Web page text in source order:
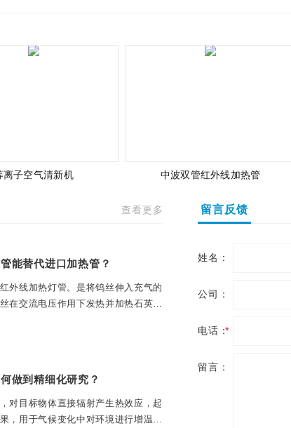
离子空气清新机 中波双管红外线加热管
查看更多
能替代进口加热管？
外线加热灯管。是将钨丝伸入充气的
在交流电压作用下发热并加热石英管
做到精细化研究？
对目标物体直接辐射产生热效应，起
，用于气候变化中对环境进行增温，
留言反馈
姓名：
公司：
电话：
*
留言：